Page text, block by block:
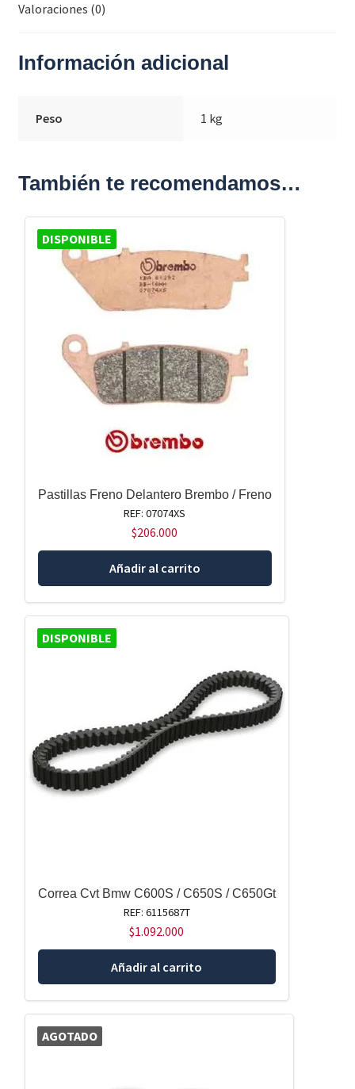
Valoraciones (0)
Información adicional
Peso 1 kg
También te recomendamos…
DISPONIBLE
Pastillas Freno Delantero Brembo / Freno
REF: 07074XS
$206.000
Añadir al carrito
DISPONIBLE
Correa Cvt Bmw C600S / C650S / C650Gt
REF: 6115687T
$1.092.000
Añadir al carrito
AGOTADO